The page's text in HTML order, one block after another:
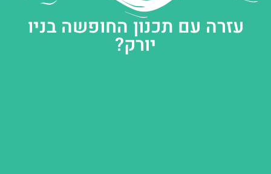
עזרה עם תכנון החופשה בניו
יורק?